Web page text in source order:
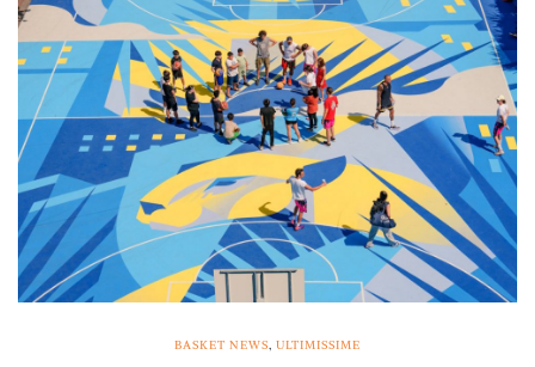
BASKET NEWS, ULTIMISSIME